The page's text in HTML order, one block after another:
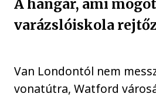
A hangár, ami
varázslóiskola
Van Londontól nem
vonatútra, Watford